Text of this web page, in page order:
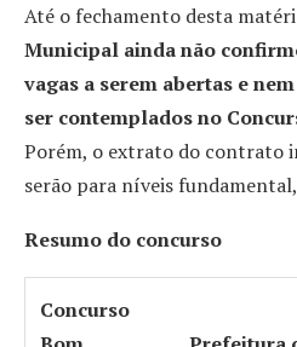
Até o fechamento desta
Municipal ainda não
vagas a serem abertas e
ser contemplados no
Porém, o extrato do contrato
serão para níveis
Resumo do concurso
Concurso